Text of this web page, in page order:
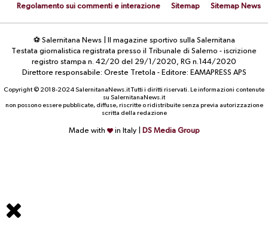
Regolamento sui commenti e interazione
Sitemap Sitemap News
⚽ Salernitana News | Il magazine sportivo sulla Salernitana
Testata giornalistica registrata presso il Tribunale di Salerno - iscrizione
registro stampa n. 42/20 del 29/1/2020, RG n.144/2020
Direttore responsabile: Oreste Tretola - Editore: EAMAPRESS APS
Copyright © 2018-2024 SalernitanaNews.it Tutti i diritti riservati. Le informazioni contenute
su SalernitanaNews.it
non possono essere pubblicate, diffuse, riscritte o ridistribuite senza previa autorizzazione
scritta della redazione
Made with in Italy | DS Media Group